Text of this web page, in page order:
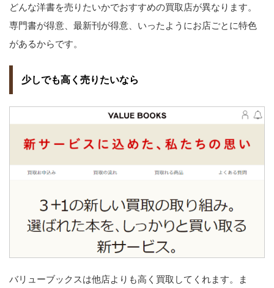
どんな洋書を売りたいかでおすすめの買取店が異なります。
専門書が得意、最新刊が得意、いったようにお店ごとに特色
があるからです。
少しでも高く売りたいなら
バリューブックスは他店よりも高く買取してくれます。ま